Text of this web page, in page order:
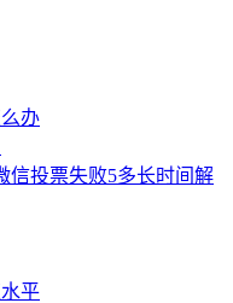
办
信投票失败5多长时间解
平